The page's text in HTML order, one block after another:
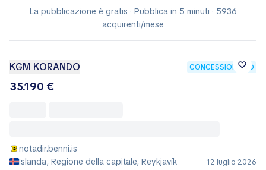
La pubblicazione è gratis · Pubblica in 5 minuti · 5936
acquirenti/mese
KGM KORANDO CONCESSIONARIO
35.190 €
notadir.benni.is
Islanda, Regione della capitale, Reykjavík
12 luglio 2026